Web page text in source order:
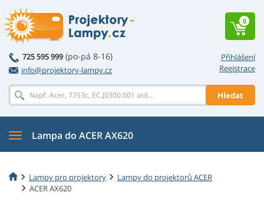
Přihlášení
Registrace
725 595 999 (po-pá 8-16)
info@projektory-lampy.cz
Hledat
0
Lampa do ACER AX620
Lampy pro projektory
Lampy do projektorů ACER
ACER AX620